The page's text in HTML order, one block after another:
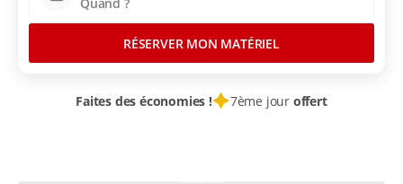
RÉSERVER MON MATÉRIEL
Faites des économies ! 7ème jour offert